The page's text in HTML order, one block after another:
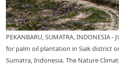
PEKANBARU, SUMATRA, INDONESIA
for palm oil plantation in Siak district
Sumatra, Indonesia. The Nature